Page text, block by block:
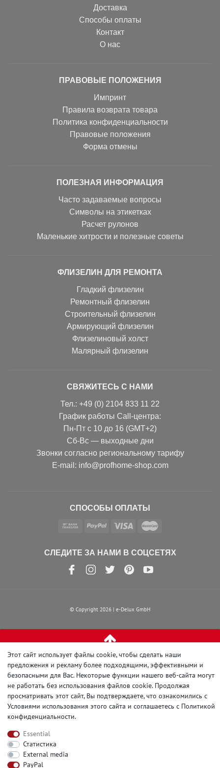
Доставка
Способы оплаты
Контакт
О нас
ПРАВОВЫЕ ПОЛОЖЕНИЯ
Импринт
Правила возврата товара
Политика конфиденциальности
Правовые положения
Форма отмены
ПОЛЕЗНАЯ ИНФОРМАЦИЯ
Часто задаваемые вопросы
Символы на этикетках
Расчет рулонов
Маленькие хитрости и полезные советы
ФЛИЗЕЛИН ДЛЯ РЕМОНТА
Гладкий флизелин
Ремонтный флизелин
Строительный флизелин
Армирующий флизелин
Флизелиновый холст
Малярный флизелин
СВЯЖИТЕСЬ С НАМИ
Тел.: +49 (0) 2104 833 11 22
График работы Call-центра:
Пн-Пт с 10 до 16 (GMT+2)
Сб-Вс — выходные дни
Звонки согласно региональному тарифу
Е-mail: info@profhome-shop.com
СПОСОБЫ ОПЛАТЫ
СЛЕДИТЕ ЗА НАМИ В СОЦСЕТЯХ
© Copyright 2026 | e-Delux GmbH
Этот сайт использует файлы cookie, чтобы сделать наши
предложения и рекламу более подходящими, эффективными и
безопасными для Вас. Некоторые функции нашего веб-сайта могут
не работать без использования файлов cookie. Продолжая
просматривать этот сайт, Вы подтверждаете, что ознакомились с
Условиями использования этого сайта и соглашаетесь с Политикой
конфиденциальности.
Essential
Статистика
External media
PayPal